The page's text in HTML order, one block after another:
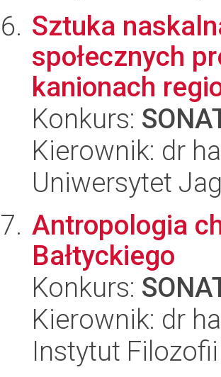
Sztuka
społecznych
kanionach
Konkurs:
Kierownik: dr
Uniwersytet
Antropologia
Bałtyckiego
Konkurs:
Kierownik: dr
Instytut